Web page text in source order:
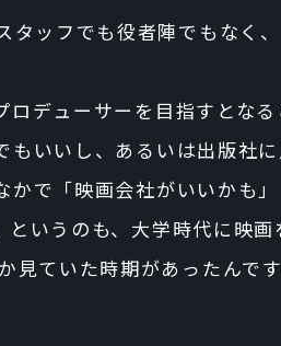
スタッフでも役者陣でもなく
デューサーを目指すとなる
もいいし、あるいは出版社
かで「映画会社がいいかも
というのも、大学時代に映
見ていた時期があったんです